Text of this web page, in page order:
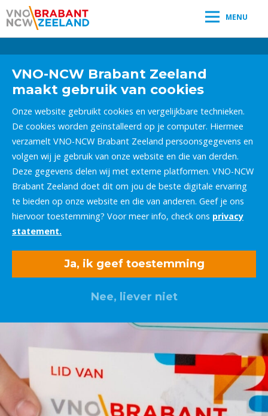
MENU
VNO-NCW Brabant Zeeland
maakt gebruik van cookies
Onze website gebruikt cookies en vergelijkbare technieken.
De cookies worden geïnstalleerd op je computer. Hiermee
verzamelt VNO-NCW Brabant Zeeland persoonsgegevens en
volgen wij je gebruik van onze website en die van derden.
Deze gegevens delen wij met externe platformen. VNO-NCW
Brabant Zeeland doet dit om jou de beste digitale ervaring
te bieden op onze website en die van anderen. Geef je ons
hiervoor toestemming? Voor meer info, check ons privacy
statement.
Ja, ik geef toestemming
Nee, liever niet